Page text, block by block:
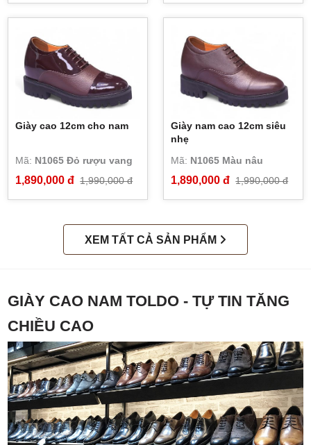
Giày cao 12cm cho nam
Mã: N1065 Đỏ rượu vang
1,890,000 đ 1,990,000 đ
Giày nam cao 12cm siêu
nhẹ
Mã: N1065 Màu nâu
1,890,000 đ 1,990,000 đ
XEM TẤT CẢ SẢN PHẨM
GIÀY CAO NAM TOLDO - TỰ TIN TĂNG
CHIỀU CAO